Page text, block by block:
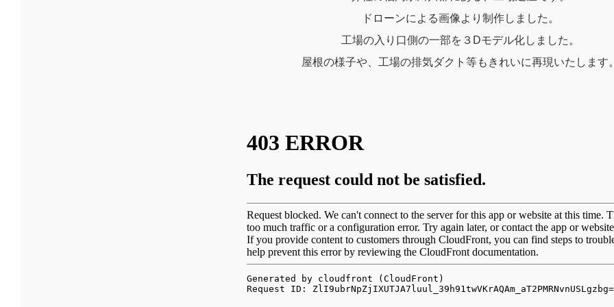
ドローンによる画像より制作しました。
工場の入り口側の一部を３Dモデル化しました。
屋根の様子や、工場の排気ダクト等もきれいに再現いたします